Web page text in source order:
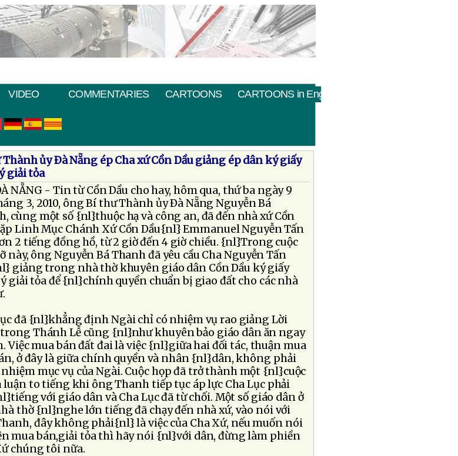
VIDEO COMMENTARIES CARTOONS CARTOONS in English
ủy Ðà Nẵng ép Cha xứ Cồn Dầu giảng ép dân ký giấy
giải tỏa
NẴNG - Tin từ Cồn Dầu cho hay, hôm qua, thứ ba ngày 9
3, 2010, ông Bí thư Thành ủy Ðà Nẵng Nguyễn Bá
cùng một số {nl}thuộc hạ và công an, đã đến nhà xứ Cồn
Linh Mục Chánh Xứ Cồn Dầu{nl} Emmanuel Nguyễn Tấn
2 tiếng đồng hồ, từ 2 giờ đến 4 giờ chiều. {nl}Trong cuộc
này, ông Nguyễn Bá Thanh đã yêu cầu Cha Nguyễn Tấn
giảng trong nhà thờ khuyên giáo dân Cồn Dầu ký giấy
giải tỏa để {nl}chính quyền chuẩn bị giao đất cho các nhà
đã {nl}khẳng định Ngài chỉ có nhiệm vụ rao giảng Lời
trong Thánh Lễ cũng {nl}như khuyên bảo giáo dân ăn ngay
Việc mua bán đất đai là việc {nl}giữa hai đối tác, thuận mua
ở đây là giữa chính quyền và nhân {nl}dân, không phải
mục vụ của Ngài. Cuộc họp đã trở thành một {nl}cuộc
to tiếng khi ông Thanh tiếp tục áp lực Cha Lục phải
với giáo dân và Cha Lục đã từ chối. Một số giáo dân ở
thờ {nl}nghe lớn tiếng đã chạy đến nhà xứ, vào nói với
đây không phải{nl} là việc của Cha Xứ, nếu muốn nói
mua bán,giải tỏa thì hãy nói {nl}với dân, đừng làm phiền
chúng tôi nữa.